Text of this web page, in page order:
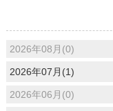
2026年08月(0)
2026年07月(1)
2026年06月(0)